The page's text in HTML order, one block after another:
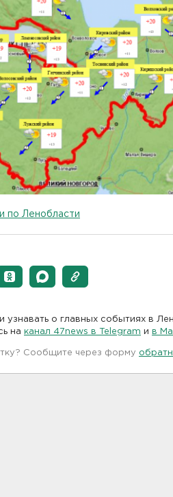
по Ленобласти
узнавать о главных событиях в
на
канал 47news в Telegram и в
Сообщите через форму